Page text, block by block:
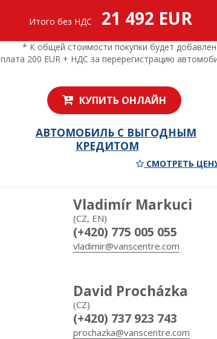
Итого без НДС 21 492 EUR
* К общей стоимости покупки будет
плата 200 EUR + НДС за перерегистрацию
КУПИТЬ ОНЛАЙН
АВТОМОБИЛЬ С ВЫГОДНЫМ
КРЕДИТОМ
СМОТРЕТЬ
Vladimír Markuci
(CZ, EN)
(+420) 775 005 055
vladimir@vanscentre.com
David Procházka
(CZ)
(+420) 737 923 743
prochazka@vanscentre.com